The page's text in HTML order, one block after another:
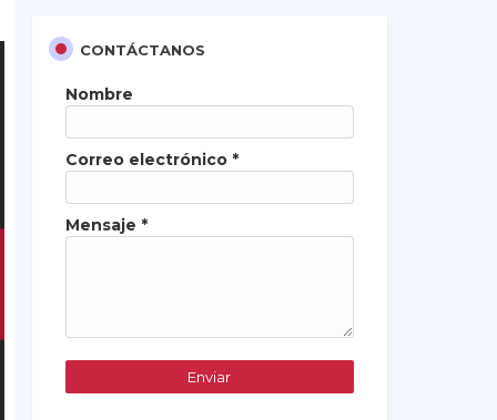
CONTÁCTANOS
Nombre
Correo electrónico *
Mensaje *